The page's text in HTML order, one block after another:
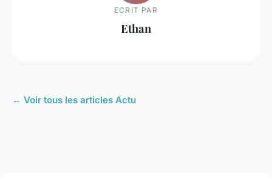
ECRIT PAR
Ethan
← Voir tous les articles Actu